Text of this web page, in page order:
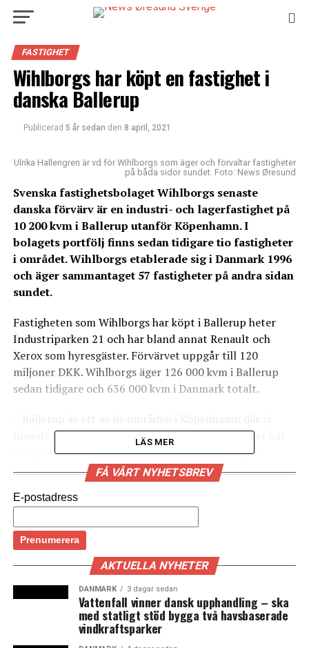
FASTIGHET
Wihlborgs har köpt en fastighet i
danska Ballerup
Publicerad 5 år sedan den 8 april, 2021
Ulrika Hallengren är vd för Wihlborgs som äger och förvaltar fastigheter
på båda sidor sundet. Foto: News Øresund
Svenska fastighetsbolaget Wihlborgs senaste
danska förvärv är en industri- och lagerfastighet på
10 200 kvm i Ballerup utanför Köpenhamn. I
bolagets portfölj finns sedan tidigare tio fastigheter
i området. Wihlborgs etablerade sig i Danmark 1996
och äger sammantaget 57 fastigheter på andra sidan
sundet.
Fastigheten som Wihlborgs har köpt i Ballerup heter
Industriparken 21 och har bland annat Renault och
Xerox som hyresgäster. Förvärvet uppgår till 120
miljoner DKK. Wihlborgs äger 126 000 kvm i Ballerup
sedan tidigare och 636 000 kvm i Danmark totalt.
funnits längst. Vi har sedan tidigare tio fastigheter här
och genom förvärvet ökar vi vårt fokus ytterligare
samtidigt som vi skapar vi nya möjligheter för tillväxt
och utveckling för både oss och våra kunder, säger Ulrika
Hallengren, vd för Wihlborgs, i ett
(News Øresund)
LÄS OCKSÅ:
Rekordhet svensk bostadsmarknad efter ett år av
coronapandemi
Rådhuset i Høje-Taastrup planeras utifrån att en
LÄS MER
FÅ VÅRT NYHETSBREV
E-postadress
AKTUELLA NYHETER
DANMARK 3 dagar sedan
Vattenfall vinner dansk upphandling – ska
med statligt stöd bygga två havsbaserade
vindkraftsparker